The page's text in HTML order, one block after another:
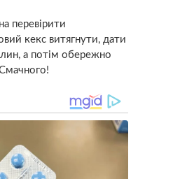
перевірити
кекс витягнути, дати
а потім обережно